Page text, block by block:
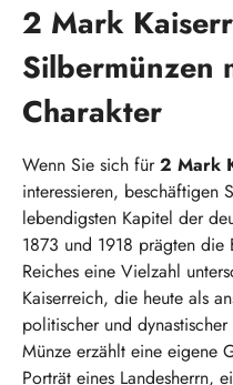
2 Mark
Silbermünzen
Charakter
Wenn Sie sich für2 Mark
interessieren, beschäftigen
lebendigsten Kapitel der
1873 und 1918 prägten die
Reiches eine Vielzahl
Kaiserreich, die heute als
politischer und
Münze erzählt eine eigene
Porträt eines Landesherrn,